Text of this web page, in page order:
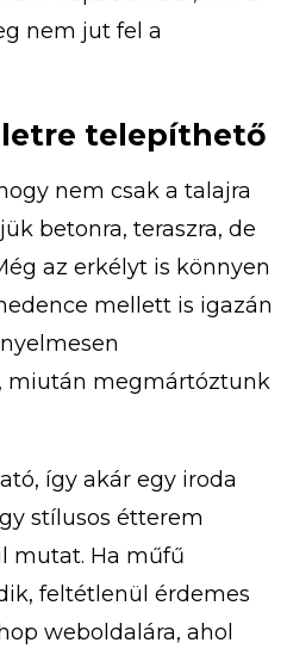
nem jut fel a
telepíthető
nem csak a talajra
betonra, teraszra, de
az erkélyt is könnyen
mellett is igazán
miután megmártóztunk
így akár egy iroda
stílusos étterem
mutat. Ha műfű
feltétlenül érdemes
weboldalára, ahol